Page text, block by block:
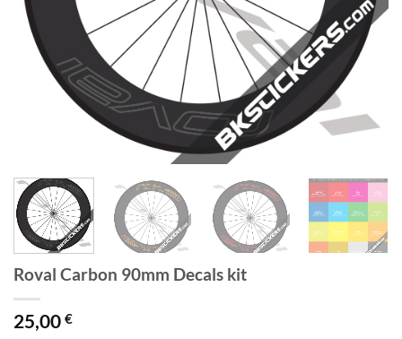
Roval Carbon 90mm Decals kit
25,00 €